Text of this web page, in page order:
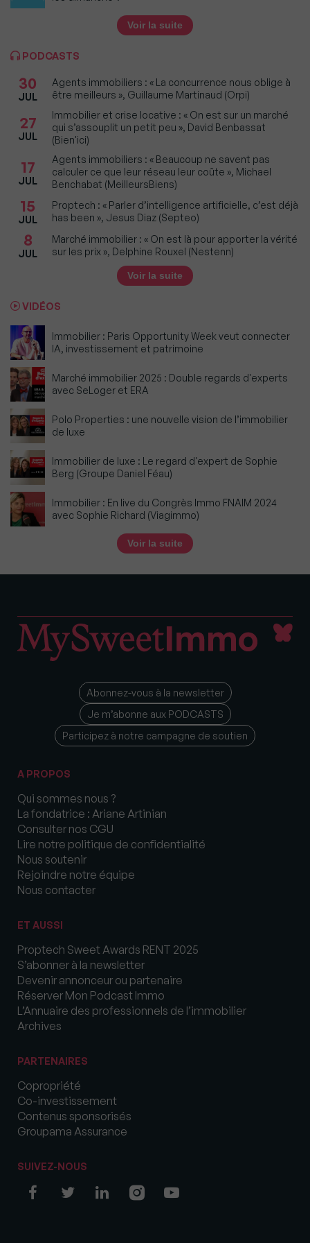
Voir la suite
PODCASTS
30
JUL
Agents immobiliers : « La concurrence nous oblige à
être meilleurs », Guillaume Martinaud (Orpi)
27
JUL
Immobilier et crise locative : « On est sur un marché
qui s’assouplit un petit peu », David Benbassat
(Bien'ici)
17
JUL
Agents immobiliers : « Beaucoup ne savent pas
calculer ce que leur réseau leur coûte », Michael
Benchabat (MeilleursBiens)
15
JUL
Proptech : « Parler d’intelligence artificielle, c’est déjà
has been », Jesus Diaz (Septeo)
8
JUL
Marché immobilier : « On est là pour apporter la vérité
sur les prix », Delphine Rouxel (Nestenn)
Voir la suite
VIDÉOS
Immobilier : Paris Opportunity Week veut connecter
IA, investissement et patrimoine
Marché immobilier 2025 : Double regards d'experts
avec SeLoger et ERA
Polo Properties : une nouvelle vision de l’immobilier
de luxe
Immobilier de luxe : Le regard d'expert de Sophie
Berg (Groupe Daniel Féau)
Immobilier : En live du Congrès Immo FNAIM 2024
avec Sophie Richard (Viagimmo)
Voir la suite
Abonnez-vous à la newsletter
Je m’abonne aux PODCASTS
Participez à notre campagne de soutien
A PROPOS
Qui sommes nous ?
La fondatrice : Ariane Artinian
Consulter nos CGU
Lire notre politique de confidentialité
Nous soutenir
Rejoindre notre équipe
Nous contacter
ET AUSSI
Proptech Sweet Awards RENT 2025
S’abonner à la newsletter
Devenir annonceur ou partenaire
Réserver Mon Podcast Immo
L’Annuaire des professionnels de l’immobilier
Archives
PARTENAIRES
Copropriété
Co-investissement
Contenus sponsorisés
Groupama Assurance
SUIVEZ-NOUS